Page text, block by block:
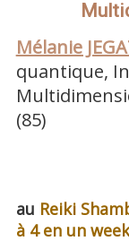
Mélanie
quantique,
(85)
Je
au Reiki
à 4 en un